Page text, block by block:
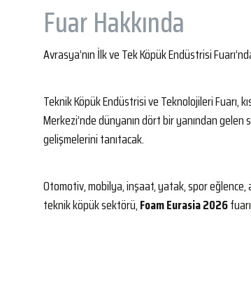
Fuar Hakkında
Avrasya’nın İlk ve Tek Köpük Endüstrisi
Teknik Köpük Endüstrisi ve Teknolojileri Fuarı,
Merkezi’nde dünyanın dört bir yanından
gelişmelerini tanıtacak.
Otomotiv, mobilya, inşaat, yatak, spor
teknik köpük sektörü,Foam Eurasia 2026